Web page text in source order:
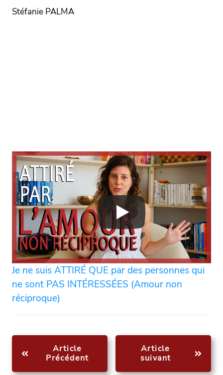
Stéfanie PALMA
Je ne suis ATTIRÉ QUE par des personnes qui
ne sont PAS INTÉRESSÉES (Amour non
réciproque)
Article
Précédent
Article
suivant